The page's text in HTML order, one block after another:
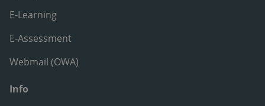
E-Learning
E-Assessment
Webmail (OWA)
Info